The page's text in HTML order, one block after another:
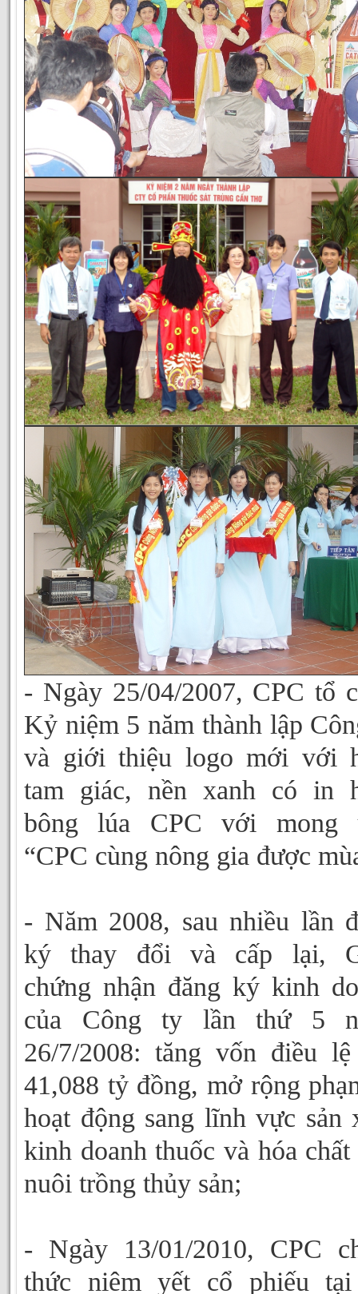
- Ngày 25/04/2007, CPC tổ
Kỷ niệm 5 năm thành lập
và giới thiệu logo mới với
tam giác, nền xanh có in
bông lúa CPC với mong
“CPC cùng nông gia được
- Năm 2008, sau nhiều lần
ký thay đổi và cấp lại,
chứng nhận đăng ký kinh
của Công ty lần thứ 5
26/7/2008: tăng vốn điều
41,088 tỷ đồng, mở rộng
hoạt động sang lĩnh vực sản
kinh doanh thuốc và hóa chất
nuôi trồng thủy sản;
- Ngày 13/01/2010, CPC
thức niêm yết cổ phiếu